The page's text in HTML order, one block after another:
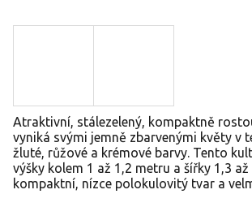
Atraktivní, stálezelený, kompaktně
vyniká svými jemně zbarvenými květy v
žluté, růžové a krémové barvy. Tento
výšky kolem 1 až 1,2 metru a šířky 1,3
kompaktní, nízce polokulovitý tvar a